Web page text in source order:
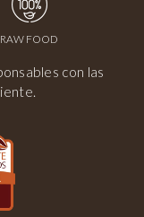
RAW FOOD
con las